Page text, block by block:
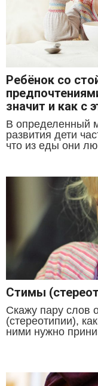
Ребёнок со
значит и как с
В определенный
развития дети
что из еды они
Стимы
Скажу пару слов
(стереотипии),
ними нужно